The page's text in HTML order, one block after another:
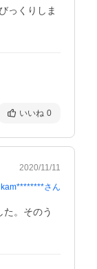
っくりしま
いいね 0
2020/11/11
kam********さん
。そのう